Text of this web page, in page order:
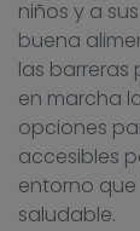
niños y a
buena
las barreras
en marcha
opciones
accesibles
entorno
saludable.